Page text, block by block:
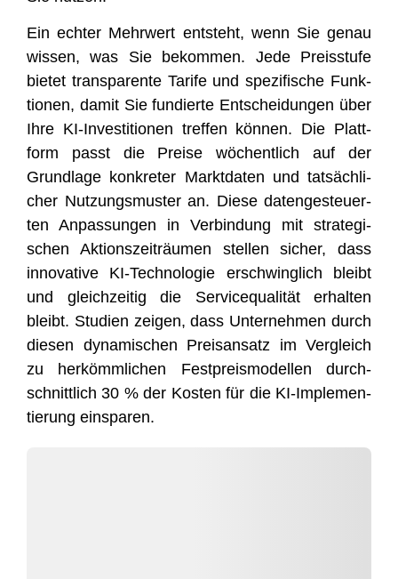
Ein ech­ter Mehr­wert ent­steht, wenn Sie genau
wis­sen, was Sie bekom­men. Jede Preis­stu­fe
bie­tet trans­pa­ren­te Tari­fe und spe­zi­fi­sche Funk­
tio­nen, damit Sie fun­dier­te Ent­schei­dun­gen über
Ihre KI-Inves­ti­tio­nen tref­fen kön­nen. Die Platt­
form passt die Prei­se wöchent­lich auf der
Grund­la­ge kon­kre­ter Markt­da­ten und tat­säch­li­
cher Nut­zungs­mus­ter an. Die­se daten­ge­steu­er­
ten Anpas­sun­gen in Ver­bin­dung mit stra­te­gi­
schen Akti­ons­zeit­räu­men stel­len sicher, dass
inno­va­ti­ve KI-Tech­no­lo­gie erschwing­lich bleibt
und gleich­zei­tig die Ser­vice­qua­li­tät erhal­ten
bleibt. Stu­di­en zei­gen, dass Unter­neh­men durch
die­sen dyna­mi­schen Preis­an­satz im Ver­gleich
zu her­kömm­li­chen Fest­preis­mo­del­len durch­
schnitt­lich 30 % der Kos­ten für die KI-Imple­men­
tie­rung einsparen.